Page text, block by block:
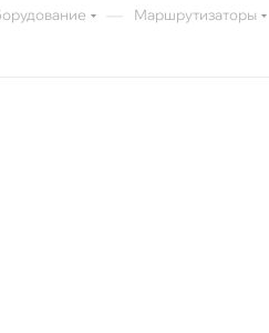
Маршрутизаторы